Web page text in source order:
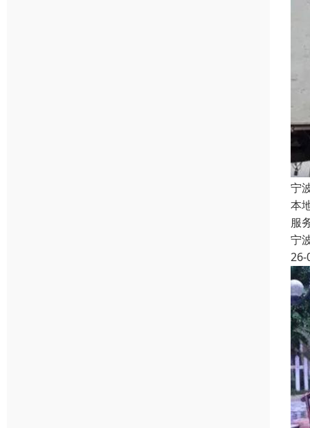
宁
本
服
宁
26-